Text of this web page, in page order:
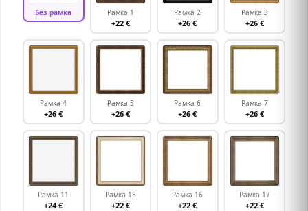
Без рамка Рамка 1
+22 €
Рамка 2
+26 €
Рамка 3
+26 €
Рамка 4
+26 €
Рамка 5
+26 €
Рамка 6
+26 €
Рамка 7
+26 €
Рамка 11
+24 €
Рамка 15
+22 €
Рамка 16
+22 €
Рамка 17
+22 €